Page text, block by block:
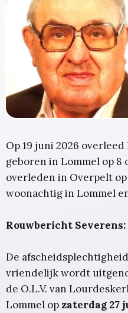
Op 19 juni 2026
geboren in Lommel op 8
overleden in Overpelt op
woonachtig in Lommel
Rouwbericht Severens:
De
vriendelijk wordt
de O.L.V. van
Lommel op zaterdag 27